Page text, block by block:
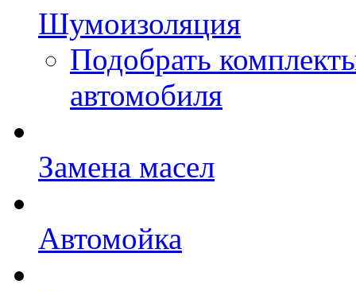
Шумоизоляция
Подобрать
автомобиля
Замена масел
Автомойка